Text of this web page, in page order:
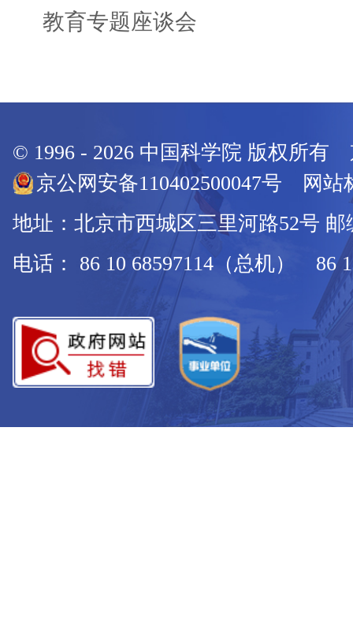
教育专题座谈会
© 1996 - 2026 中国科学院 版权所有
京公网安备110402500047号 网站
地址：北京市西城区三里河路52号 邮
电话： 86 10 68597114（总机） 86